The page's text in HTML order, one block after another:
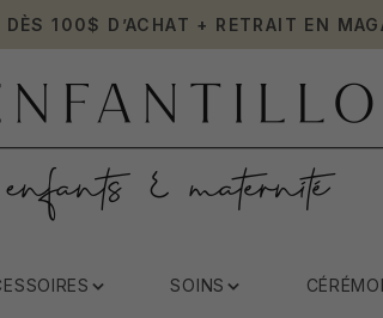
100$ D’ACHAT + RETRAIT EN
SOINS